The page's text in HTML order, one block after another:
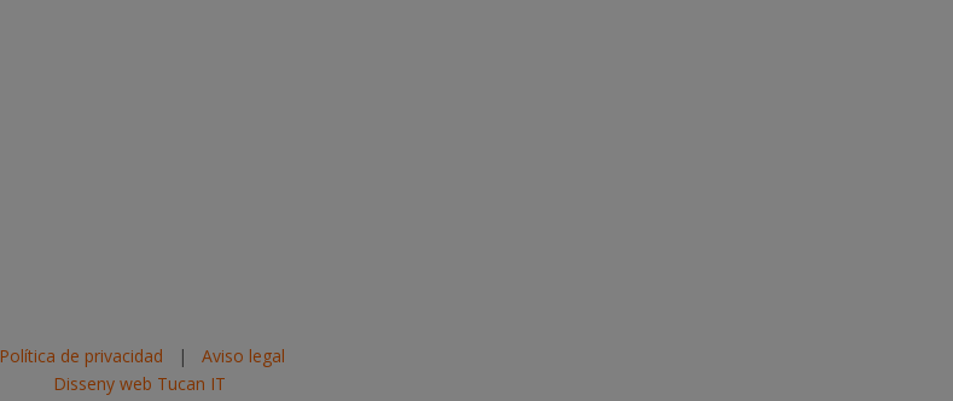
Política de privacidad | Aviso legal
Disseny web Tucan IT